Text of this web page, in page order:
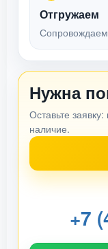
Отгружаем
Сопровождаем
Нужна
Оставьте
наличие.
+7